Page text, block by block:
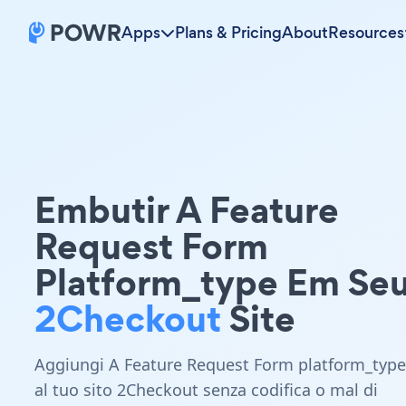
Apps Plans & PricingAboutResources
Embutir A Feature
Request Form
Platform_type Em
2CheckoutSite
Aggiungi A Feature Request Form platform_type
al tuo sito 2Checkout senza codifica o mal di